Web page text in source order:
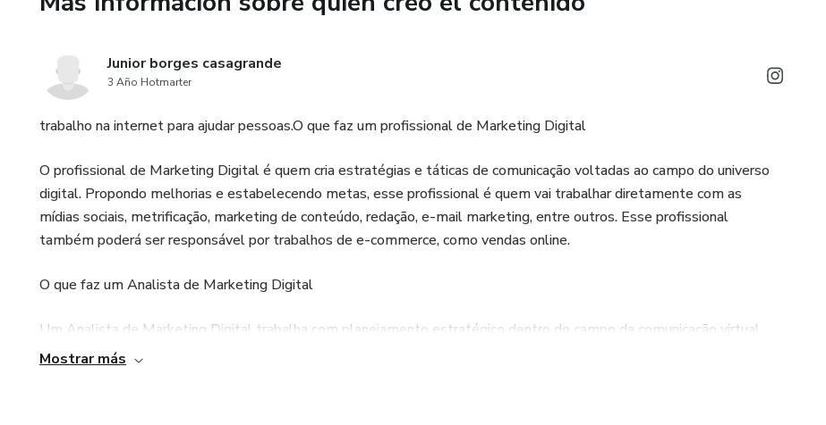
Junior borges casagrande
3 Año Hotmarter
trabalho na internet para ajudar pessoas.O que faz um profissional de Marketing Digital
O profissional de Marketing Digital é quem cria estratégias e táticas de comunicação voltadas ao campo do universo
digital. Propondo melhorias e estabelecendo metas, esse profissional é quem vai trabalhar diretamente com as
mídias sociais, metrificação, marketing de conteúdo, redação, e-mail marketing, entre outros. Esse profissional
também poderá ser responsável por trabalhos de e-commerce, como vendas online.
O que faz um Analista de Marketing Digital
Um Analista de Marketing Digital trabalha com planejamento estratégico dentro do campo da comunicação virtual.
Por ser um analista, trabalha com bastante foco em análise de resultados e metas estab
Mostrar más